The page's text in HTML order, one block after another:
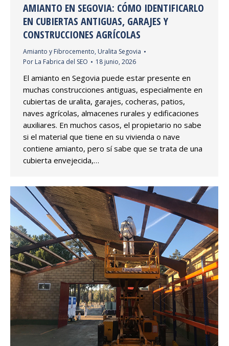
AMIANTO EN SEGOVIA: CÓMO IDENTIFICARLO
EN CUBIERTAS ANTIGUAS, GARAJES Y
CONSTRUCCIONES AGRÍCOLAS
Amianto y Fibrocemento, Uralita Segovia
Por La Fabrica del SEO 18 junio, 2026
El amianto en Segovia puede estar presente en
muchas construcciones antiguas, especialmente en
cubiertas de uralita, garajes, cocheras, patios,
naves agrícolas, almacenes rurales y edificaciones
auxiliares. En muchos casos, el propietario no sabe
si el material que tiene en su vivienda o nave
contiene amianto, pero sí sabe que se trata de una
cubierta envejecida,…